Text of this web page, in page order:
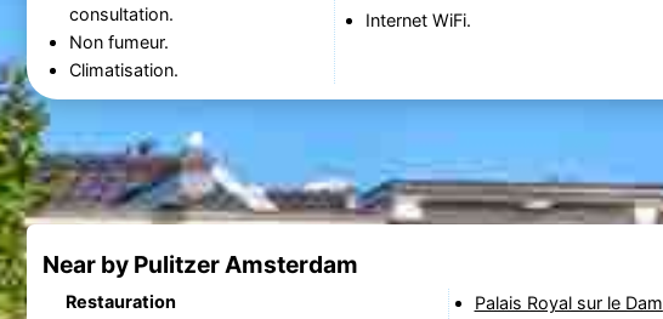
consultation.
Non fumeur.
Climatisation.
Internet WiFi.
Near by Pulitzer Amsterdam
Restauration
Palais Royal sur le Dam